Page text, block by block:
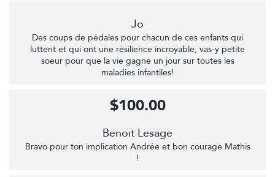
Jo
Des coups de pédales pour chacun de ces enfants qui
luttent et qui ont une résilience incroyable, vas-y petite
soeur pour que la vie gagne un jour sur toutes les
maladies infantiles!
Benoit Lesage
Bravo pour ton implication Andrée et bon courage Mathis
!
$100.00